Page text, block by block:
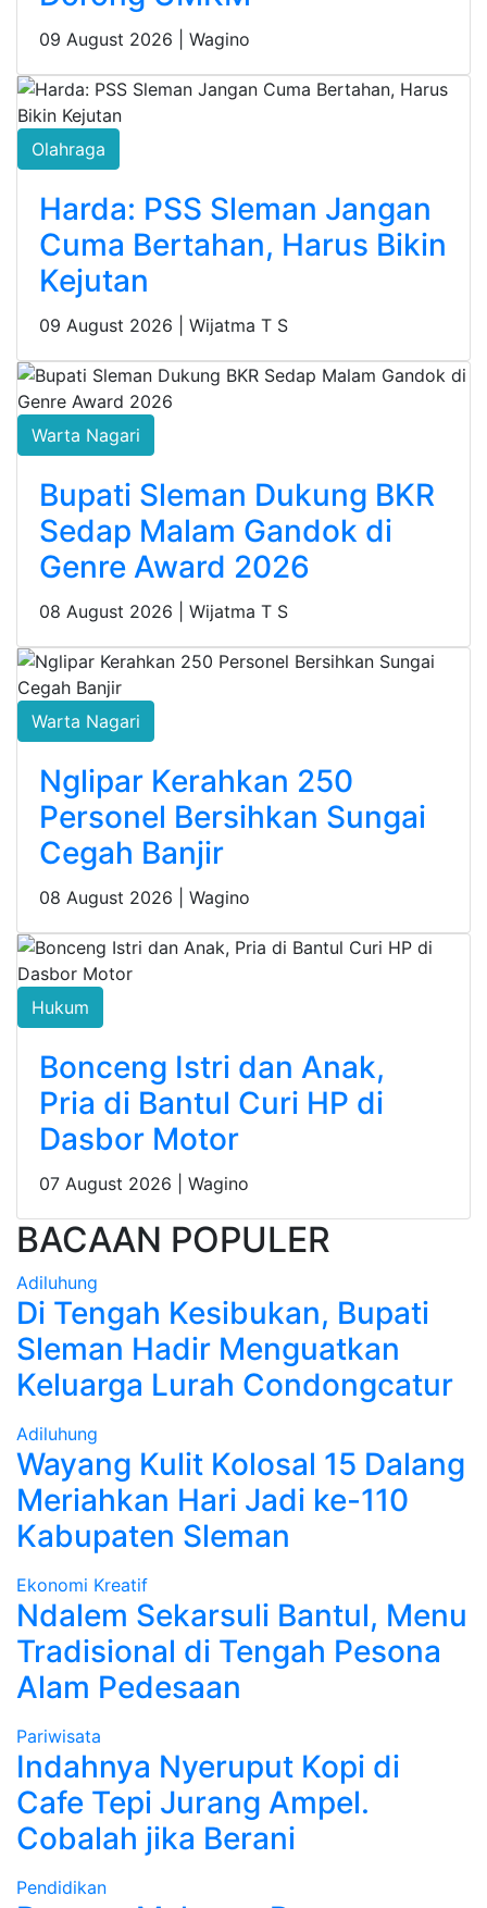
09 August 2026 | Wagino
Olahraga
Harda: PSS Sleman Jangan
Cuma Bertahan, Harus Bikin
Kejutan
09 August 2026 | Wijatma T S
Warta Nagari
Bupati Sleman Dukung BKR
Sedap Malam Gandok di
Genre Award 2026
08 August 2026 | Wijatma T S
Warta Nagari
Nglipar Kerahkan 250
Personel Bersihkan Sungai
Cegah Banjir
08 August 2026 | Wagino
Hukum
Bonceng Istri dan Anak,
Pria di Bantul Curi HP di
Dasbor Motor
07 August 2026 | Wagino
BACAAN POPULER
Adiluhung
Di Tengah Kesibukan, Bupati
Sleman Hadir Menguatkan
Keluarga Lurah Condongcatur
Adiluhung
Wayang Kulit Kolosal 15 Dalang
Meriahkan Hari Jadi ke-110
Kabupaten Sleman
Ekonomi Kreatif
Ndalem Sekarsuli Bantul, Menu
Tradisional di Tengah Pesona
Alam Pedesaan
Pariwisata
Indahnya Nyeruput Kopi di
Cafe Tepi Jurang Ampel.
Cobalah jika Berani
Pendidikan